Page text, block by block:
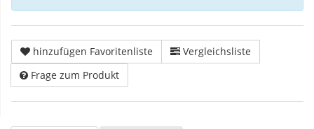
hinzufügen Favoritenliste
Vergleichsliste
Frage zum Produkt